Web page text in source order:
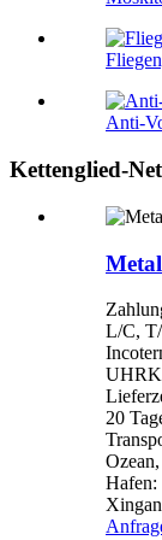
Anti-
Kettenglied-
L/C,
20
Hafen: